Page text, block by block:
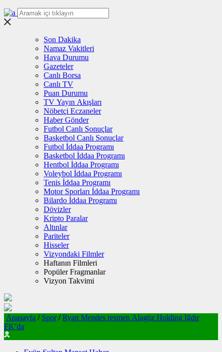
Son Dakika
Namaz Vakitleri
Hava Durumu
Gazeteler
Canlı Borsa
Canlı TV
Puan Durumu
TV Yayın Akışları
Nöbetçi Eczaneler
Haber Gönder
Futbol Canlı Sonuçlar
Basketbol Canlı Sonuçlar
Futbol İddaa Programı
Basketbol İddaa Programı
Hentbol İddaa Programı
Voleybol İddaa Programı
Tenis İddaa Programı
Motor Sporları İddaa Programı
Bilardo İddaa Programı
Dövizler
Kripto Paralar
Altınlar
Pariteler
Hisseler
Vizyondaki Filmler
Haftanın Filmleri
Popüler Fragmanlar
Vizyon Takvimi
Anasayfa / Spor / Ryan Mendes resmen Alagöz Holding Iğdır
FK’da